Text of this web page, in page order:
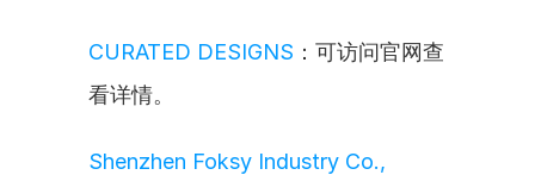
CURATED DESIGNS ：可访问官网查
看详情。
Shenzhen Foksy Industry Co.,